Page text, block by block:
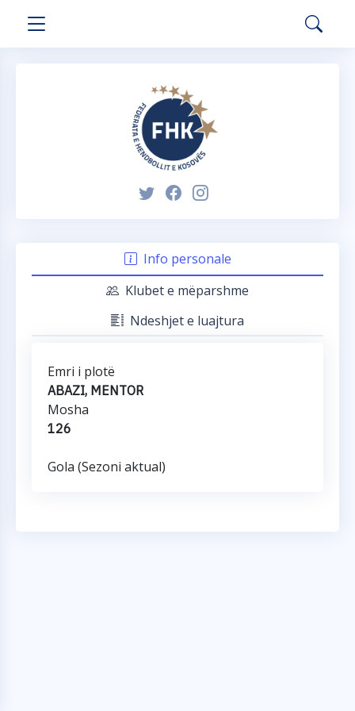
Info personale
Klubet e mëparshme
Ndeshjet e luajtura
Emri i plotë
ABAZI, MENTOR
Mosha
126
Gola (Sezoni aktual)